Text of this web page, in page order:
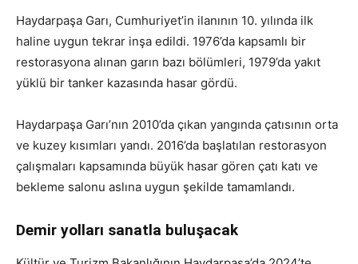
Haydarpaşa Garı, Cumhuriyet’in ilanının 10. yılında ilk
haline uygun tekrar inşa edildi. 1976’da kapsamlı bir
restorasyona alınan garın bazı bölümleri, 1979’da yakıt
yüklü bir tanker kazasında hasar gördü.
Haydarpaşa Garı’nın 2010’da çıkan yangında çatısının orta
ve kuzey kısımları yandı. 2016’da başlatılan restorasyon
çalışmaları kapsamında büyük hasar gören çatı katı ve
bekleme salonu aslına uygun şekilde tamamlandı.
Demir yolları sanatla buluşacak